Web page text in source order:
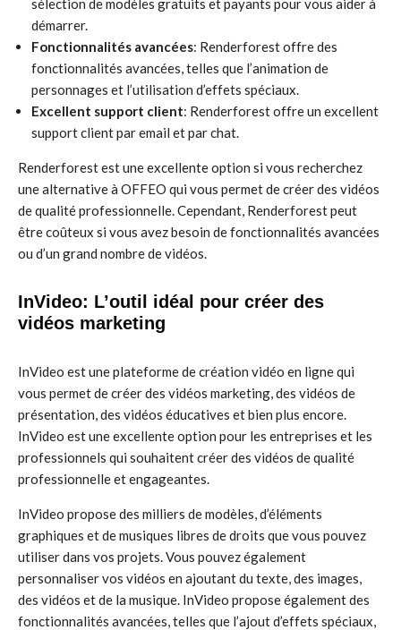
sélection de modèles gratuits et payants pour vous aider à
démarrer.
Fonctionnalités avancées: Renderforest offre des
fonctionnalités avancées, telles que l’animation de
personnages et l’utilisation d’effets spéciaux.
Excellent support client: Renderforest offre un excellent
support client par email et par chat.
Renderforest est une excellente option si vous recherchez
une alternative à OFFEO qui vous permet de créer des vidéos
de qualité professionnelle. Cependant, Renderforest peut
être coûteux si vous avez besoin de fonctionnalités avancées
ou d’un grand nombre de vidéos.
InVideo: L’outil idéal pour créer des
vidéos marketing
InVideo est une plateforme de création vidéo en ligne qui
vous permet de créer des vidéos marketing, des vidéos de
présentation, des vidéos éducatives et bien plus encore.
InVideo est une excellente option pour les entreprises et les
professionnels qui souhaitent créer des vidéos de qualité
professionnelle et engageantes.
InVideo propose des milliers de modèles, d’éléments
graphiques et de musiques libres de droits que vous pouvez
utiliser dans vos projets. Vous pouvez également
personnaliser vos vidéos en ajoutant du texte, des images,
des vidéos et de la musique. InVideo propose également des
fonctionnalités avancées, telles que l’ajout d’effets spéciaux,